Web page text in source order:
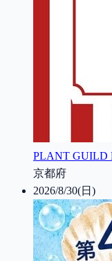
PLANT GUILD
京都府
2026/8/30(日)